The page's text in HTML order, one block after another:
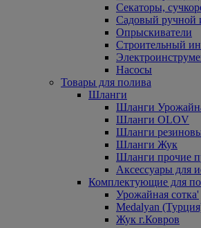
Секаторы,
Садовый ручной
Опрыскиватели
Строительный
Насосы
Товары для полива
Шланги
Шланги
Шланги OLOV
Шланги
Шланги Жук
Шланги прочие
Аксессуары для
Комплектующие для
Урожайная сотка'
Medalyan
Жук г.Ковров